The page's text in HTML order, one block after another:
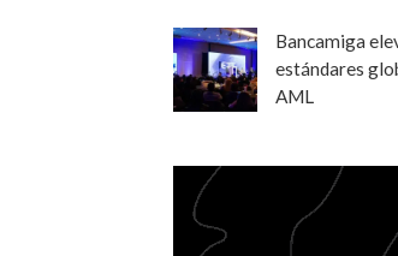
Bancamiga
estándares
AML